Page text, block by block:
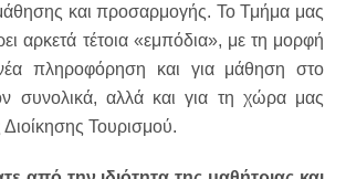
και προσαρμογής. Το Τμήμα μας
αρκετά τέτοια «εμπόδια», με τη μορφή
πληροφόρηση και για μάθηση στο
συνολικά, αλλά και για τη χώρα μας
Διοίκησης Τουρισμού.